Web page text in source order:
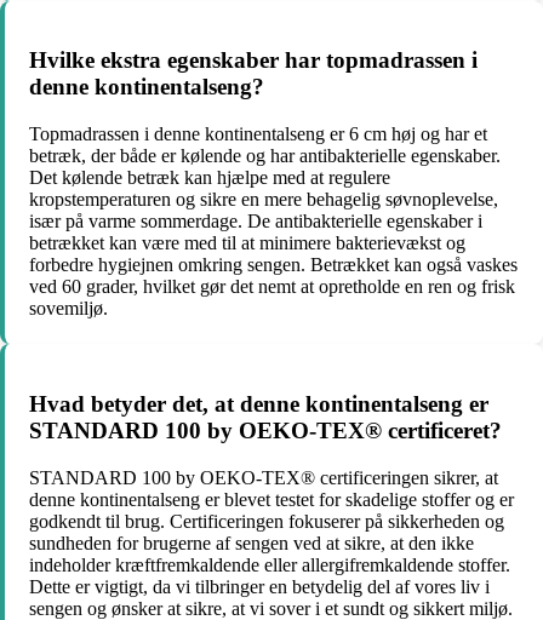
Hvilke ekstra egenskaber har topmadrassen i
denne kontinentalseng?
Topmadrassen i denne kontinentalseng er 6 cm høj og har et
betræk, der både er kølende og har antibakterielle egenskaber.
Det kølende betræk kan hjælpe med at regulere
kropstemperaturen og sikre en mere behagelig søvnoplevelse,
især på varme sommerdage. De antibakterielle egenskaber i
betrækket kan være med til at minimere bakterievækst og
forbedre hygiejnen omkring sengen. Betrækket kan også vaskes
ved 60 grader, hvilket gør det nemt at opretholde en ren og frisk
sovemiljø.
Hvad betyder det, at denne kontinentalseng er
STANDARD 100 by OEKO-TEX® certificeret?
STANDARD 100 by OEKO-TEX® certificeringen sikrer, at
denne kontinentalseng er blevet testet for skadelige stoffer og er
godkendt til brug. Certificeringen fokuserer på sikkerheden og
sundheden for brugerne af sengen ved at sikre, at den ikke
indeholder kræftfremkaldende eller allergifremkaldende stoffer.
Dette er vigtigt, da vi tilbringer en betydelig del af vores liv i
sengen og ønsker at sikre, at vi sover i et sundt og sikkert miljø.